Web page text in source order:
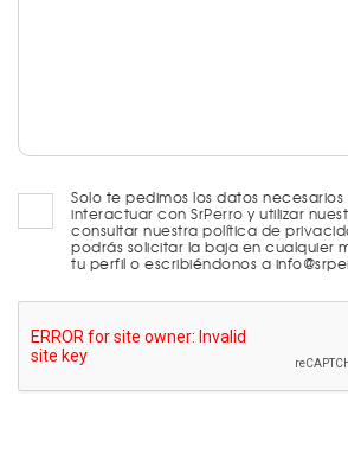
Solo te pedimos los datos
interactuar con SrPerro y utilizar
consultar nuestra política de
podrás solicitar la baja en cualquier
tu perfil o escribiéndonos a